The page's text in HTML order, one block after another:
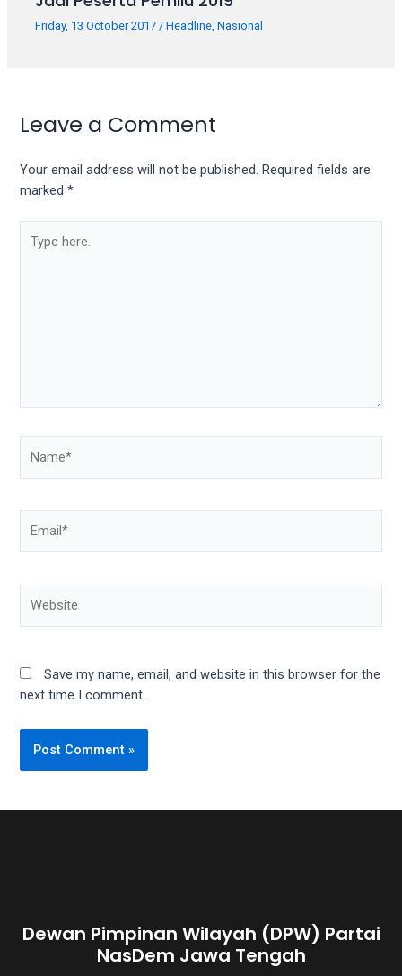
Friday, 13 October 2017/Headline,Nasional
Leave a Comment
Your email address will not be published. Required fields are
marked*
here..
Save my name, email, and website in this browser for the
next time I comment.
Dewan Pimpinan Wilayah (DPW) Partai
NasDem Jawa Tengah